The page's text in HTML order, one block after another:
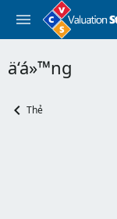
ä‘á»™ng
Thẻ